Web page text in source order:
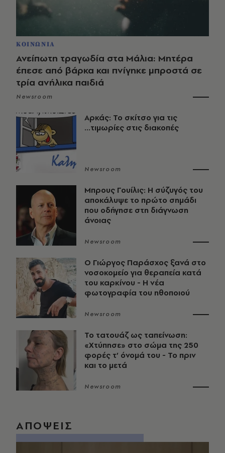
ΚΟΙΝΩΝΙΑ
Ανείπωτη τραγωδία στα Μάλια: Μητέρα
έπεσε από βάρκα και πνίγηκε μπροστά σε
τρία ανήλικα παιδιά
Newsroom
Αρκάς: Το σκίτσο για τις
...τιμωρίες στις διακοπές
Newsroom
Μπρους Γουίλις: Η σύζυγός του
αποκάλυψε το πρώτο σημάδι
που οδήγησε στη διάγνωση
άνοιας
Newsroom
O Γιώργος Παράσχος ξανά στο
νοσοκομείο για θεραπεία κατά
του καρκίνου - Η νέα
φωτογραφία του ηθοποιού
Newsroom
Το τατουάζ ως ταπείνωση:
«Χτύπησε» στο σώμα της 250
φορές τ’ όνομά του - Το πριν
και το μετά
Newsroom
ΑΠΟΨΕΙΣ